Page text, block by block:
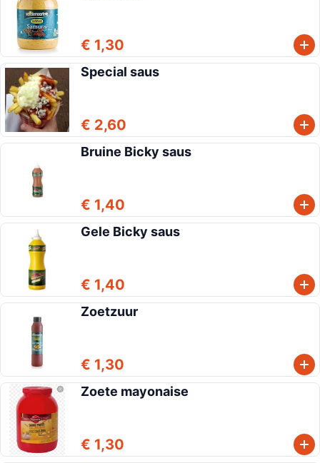
€ 1,30
Special saus
€ 2,60
Bruine Bicky saus
€ 1,40
Gele Bicky saus
€ 1,40
Zoetzuur
€ 1,30
Zoete mayonaise
€ 1,30